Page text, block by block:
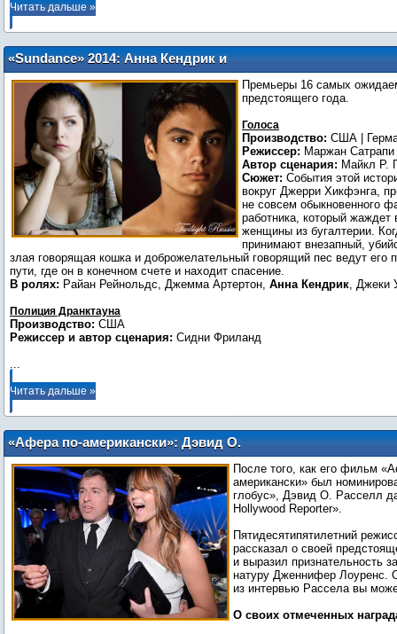
Читать дальше »
«Sundance» 2014: Анна Кендрик и
Кайова Гордон представят свои
фильмы на Кинофестивале
Премьеры 16 самых
предстоящего года.
Голоса
Производство: США |
Режиссер: Маржан Сатрапи
Автор сценария: Майкл Р.
Сюжет: События этой
вокруг Джерри Хикфэнга,
не совсем обыкновенного
работника, который жаждет
женщины из бугалтерии.
принимают внезапный,
злая говорящая кошка и доброжелательный говорящий пес ведут его
пути, где он в конечном счете и находит спасение.
В ролях: Райан Рейнольдс, Джемма Артертон, Анна Кендрик, Джеки
Полиция Дранктауна
Производство: США
Режиссер и автор сценария:
...
Читать дальше »
«Афера по-американски»: Дэвид О.
Расселл о фильме и Дженнифер
Лоуренс
После того, как его фильм
американски» был
глобус», Дэвид О. Расселл
Hollywood Reporter».
Пятидесятипятилетний
рассказал о своей
и выразил признательность
натуру Дженнифер Лоуренс.
из интервью Рассела вы
О своих отмеченных